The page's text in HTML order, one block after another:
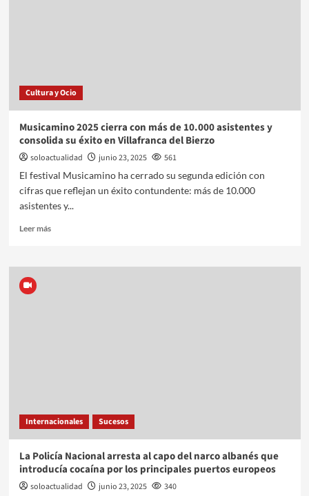
Cultura y Ocio
Musicamino 2025 cierra con más de 10.000 asistentes y
consolida su éxito en Villafranca del Bierzo
soloactualidad junio 23, 2025
561
El festival Musicamino ha cerrado su segunda edición con
cifras que reflejan un éxito contundente: más de 10.000
asistentes y...
Leer más
Internacionales Sucesos
La Policía Nacional arresta al capo del narco albanés que
introducía cocaína por los principales puertos europeos
soloactualidad junio 23, 2025
340